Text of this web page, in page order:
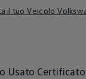
il tuo Veicolo
Usato Certificato